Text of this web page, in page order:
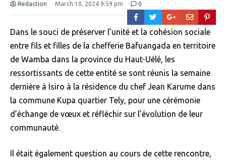
Redaction March 10, 2024 9:59 pm 0
Dans le souci de préserver l’unité et la cohésion sociale
entre fils et filles de la chefferie Bafuangada en territoire
de Wamba dans la province du Haut-Uélé, les
ressortissants de cette entité se sont réunis la semaine
dernière à Isiro à la résidence du chef Jean Karume dans
la commune Kupa quartier Tely, pour une cérémonie
d’échange de vœux et réfléchir sur l’évolution de leur
communauté.
Il était également question au cours de cette rencontre,